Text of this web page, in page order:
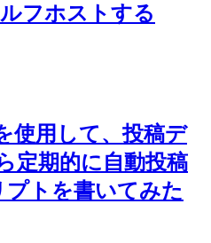
ルフホストする
使用して、投稿デ
定期的に自動投稿
プトを書いてみた